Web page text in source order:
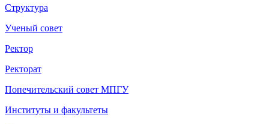
Структура
Ученый совет
Ректор
Ректорат
Попечительский совет МПГУ
Институты и факультеты